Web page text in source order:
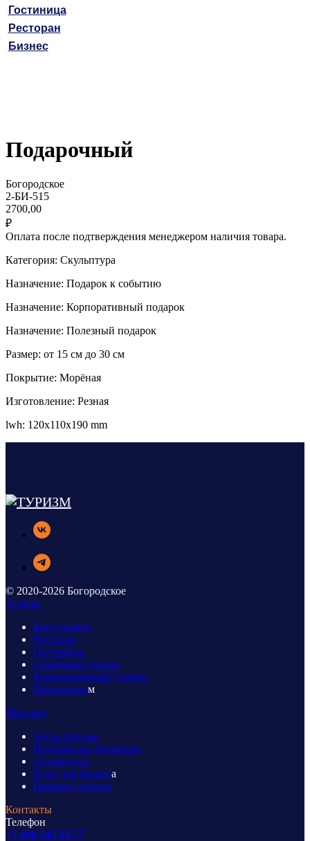
Гостиница
Ресторан
Бизнес
Подарочный
Богородское
2-БИ-515
2700,00
₽
Оплата после подтверждения менеджером наличия товара.
Категория: Скульптура
Назначение: Подарок к событию
Назначение: Корпоративный подарок
Назначение: Полезный подарок
Размер: от 15 см до 30 см
Покрытие: Морёная
Изготовление: Резная
lwh: 120x110x190 mm
© 2020-2026 Богородское
Туризм
Квест-карта
Ресторан
Гостиница
Семейный туризм
Корпоративный туризм
Школьникам
Магазин
Хиты продаж
Игрушка на движении
Скульптура
Идеи для бизнеса
Правила оплаты
Контакты
Телефон
+7 496 545 33 77